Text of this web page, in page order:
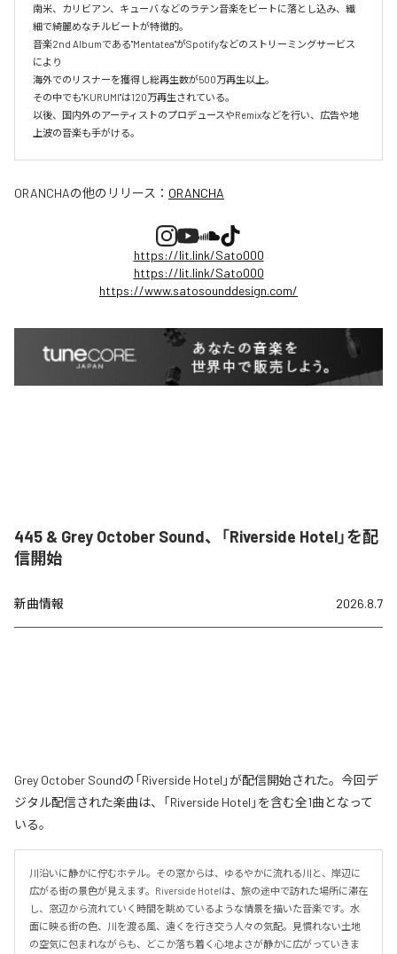
南米、カリビアン、キューバ などのラテン音楽をビートに落とし込み、繊
細で綺麗めなチルビートが特徴的。
音楽2nd Albumである"Mentatea"がSpotifyなどのストリーミングサービス
により
海外でのリスナーを獲得し総再生数が500万再生以上。
その中でも"KURUMI"は120万再生されている。
以後、国内外のアーティストのプロデュースやRemixなどを行い、広告や地
上波の音楽も手がける。
ORANCHAの他のリリース： ORANCHA
https://lit.link/Sato000
https://lit.link/Sato000
https://www.satosounddesign.com/
445 & Grey October Sound、「Riverside Hotel」を配
信開始
新曲情報 2026.8.7
Grey October Soundの「Riverside Hotel」が配信開始された。今回デ
ジタル配信された楽曲は、「Riverside Hotel」を含む全1曲となって
いる。
川沿いに静かに佇むホテル。その窓からは、ゆるやかに流れる川と、岸辺に
広がる街の景色が見えます。Riverside Hotelは、旅の途中で訪れた場所に滞在
し、窓辺から流れていく時間を眺めているような情景を描いた音楽です。水
面に映る街の色、川を渡る風、遠くを行き交う人々の気配。見慣れない土地
の空気に包まれながらも、どこか落ち着く心地よさが静かに広がっていきま